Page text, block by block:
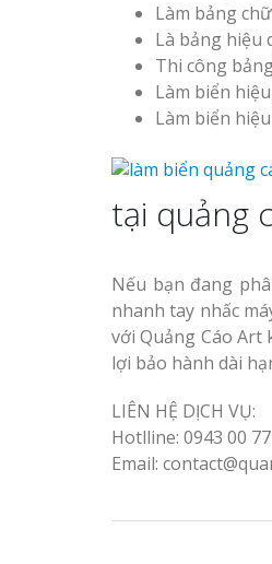
Làm bảng
Là bảng hiệu
Thi công
Làm biển
Làm biển
tại quảng
Nếu bạn đang
nhanh tay nhấc
với Quảng Cáo
lợi bảo hành dài
LIÊN HỆ DỊCH VỤ:
Hotlline: 0943 00
Email: